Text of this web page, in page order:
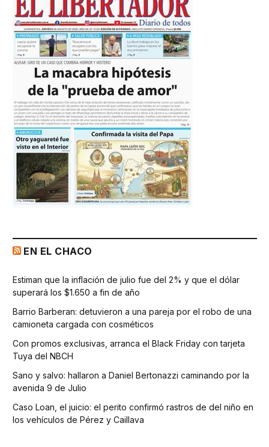
EN EL CHACO
Estiman que la inflación de julio fue del 2% y que el dólar
superará los $1.650 a fin de año
Barrio Barberan: detuvieron a una pareja por el robo de una
camioneta cargada con cosméticos
Con promos exclusivas, arranca el Black Friday con tarjeta
Tuya del NBCH
Sano y salvo: hallaron a Daniel Bertonazzi caminando por la
avenida 9 de Julio
Caso Loan, el juicio: el perito confirmó rastros de del niño en
los vehículos de Pérez y Caillava